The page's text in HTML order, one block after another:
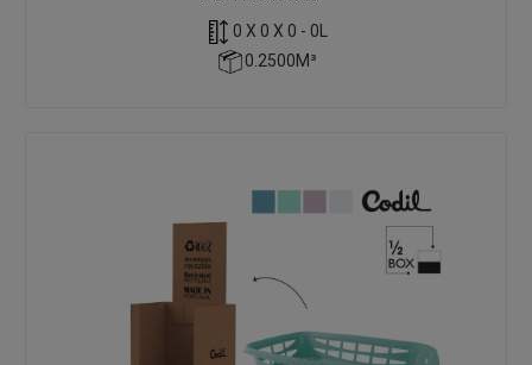
0 X 0 X 0 - 0L
0.2500M³